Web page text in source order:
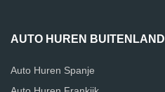
AUTO HUREN BUITENLAND
Auto Huren Spanje